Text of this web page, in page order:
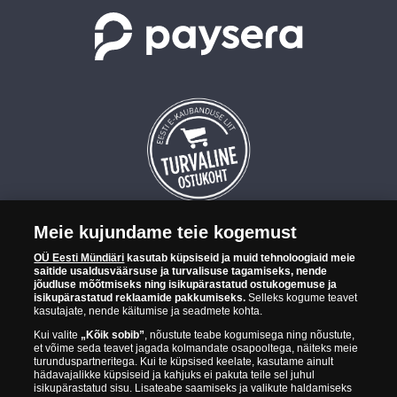
OÜ Eesti Mündiäri on maailma tuntumate rahapajade
kollektsioonimüntide ja -medalite levitaja Eestis. OÜ Eesti Mündiäri
kuulub ettevõttele "Samlerhuset Group“.
Euroopa ühel suuremal mündilevitajate grupil "Samlerhuset
Group" on allüksused 14 Euroopa riigis. Ettevõtete grupile kuulub
Norra vanim, endine riiklik rahapaja, mis tegutseb alates 1686.
aastast. Norra mündikoda valmistab mõningaid ametlikke Norra ja
teiste riikide münte ning vermib igal aastal ka Nobeli rahupreemia
medaleid.
Meie kujundame teie kogemust
OÜ Eesti Mündiäri kasutab küpsiseid ja muid tehnoloogiaid meie
saitide usaldusväärsuse ja turvalisuse tagamiseks, nende
jõudluse mõõtmiseks ning isikupärastatud ostukogemuse ja
isikupärastatud reklaamide pakkumiseks. Selleks kogume teavet
kasutajate, nende käitumise ja seadmete kohta.
Kui valite „Kõik sobib”, nõustute teabe kogumisega ning nõustute,
et võime seda teavet jagada kolmandate osapooltega, näiteks meie
turunduspartneritega. Kui te küpsised keelate, kasutame ainult
hädavajalikke küpsiseid ja kahjuks ei pakuta teile sel juhul
isikupärastatud sisu. Lisateabe saamiseks ja valikute haldamiseks